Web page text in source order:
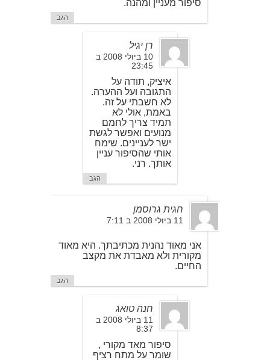
סיפור מעניין ומהנה.
הגב
רן יגיל
10 ביולי 2008 ב
23:45
איציק, תודה על
התגובה ועל ההערה.
לא חשבתי על זה.
באמת, אולי לא
תמיד צריך לחמם
מנועים ואפשר לגשת
ישר לעניינים. שימח
אותי שהסיפור עניין
אותך. רני.
הגב
חגית גרוסמן
11 ביולי 2008 ב 7:11
אני מאוד נהנית מכתיבתך. היא מאוד
מקורית ולא מאבדת את מקצב
החיים.
הגב
חנה טואג
11 ביולי 2008 ב
8:37
סיפור מאד מקורי ,
שומר על מתח רציף